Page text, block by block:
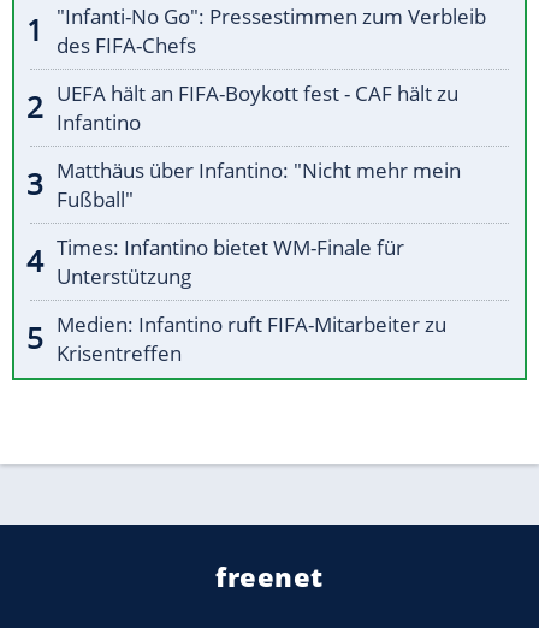
"Infanti-No Go": Pressestimmen zum Verbleib
des FIFA-Chefs
UEFA hält an FIFA-Boykott fest - CAF hält zu
Infantino
Matthäus über Infantino: "Nicht mehr mein
Fußball"
Times: Infantino bietet WM-Finale für
Unterstützung
Medien: Infantino ruft FIFA-Mitarbeiter zu
Krisentreffen
freenet